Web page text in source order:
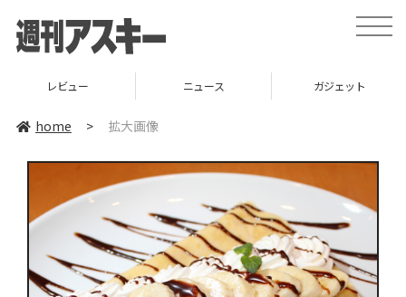
toggle
レビュー ニュース ガジェット
home > 拡大画像